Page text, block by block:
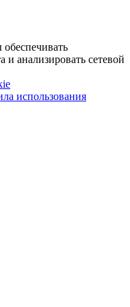
и анализировать сетевой
использования